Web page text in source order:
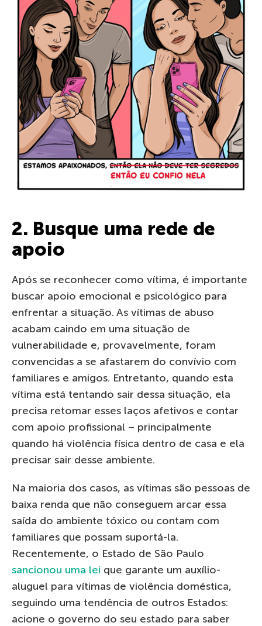
2. Busque uma rede de
apoio
Após se reconhecer como vítima, é importante
buscar apoio emocional e psicológico para
enfrentar a situação. As vítimas de abuso
acabam caindo em uma situação de
vulnerabilidade e, provavelmente, foram
convencidas a se afastarem do convívio com
familiares e amigos. Entretanto, quando esta
vítima está tentando sair dessa situação, ela
precisa retomar esses laços afetivos e contar
com apoio profissional – principalmente
quando há violência física dentro de casa e ela
precisar sair desse ambiente.
Na maioria dos casos, as vítimas são pessoas de
baixa renda que não conseguem arcar essa
saída do ambiente tóxico ou contam com
familiares que possam suportá-la.
Recentemente, o Estado de São Paulo
sancionou uma lei que garante um auxílio-
aluguel para vítimas de violência doméstica,
seguindo uma tendência de outros Estados:
acione o governo do seu estado para saber